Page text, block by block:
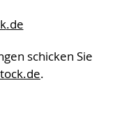
.de
schicken Sie
.de.